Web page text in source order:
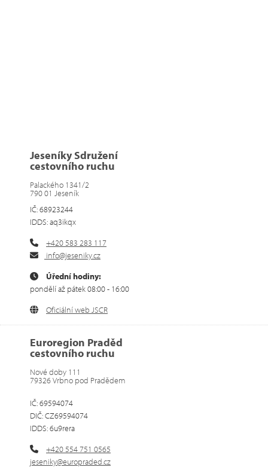
Jeseníky Sdružení
cestovního ruchu
Palackého 1341/2
790 01 Jeseník
IČ: 68923244
IDDS: aq3ikqx
+420 583 283 117
info@jeseniky.cz
Úřední hodiny:
pondělí až pátek 08:00 - 16:00
Oficiální web JSCR
Euroregion Praděd
cestovního ruchu
Nové doby 111
79326 Vrbno pod Pradědem
IČ: 69594074
DIČ: CZ69594074
IDDS: 6u9rera
+420 554 751 0565
jeseniky@europraded.cz